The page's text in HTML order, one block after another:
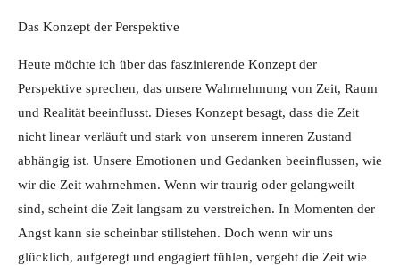
Das Konzept der Perspektive
Heute möchte ich über das faszinierende Konzept der
Perspektive sprechen, das unsere Wahrnehmung von Zeit, Raum
und Realität beeinflusst. Dieses Konzept besagt, dass die Zeit
nicht linear verläuft und stark von unserem inneren Zustand
abhängig ist. Unsere Emotionen und Gedanken beeinflussen, wie
wir die Zeit wahrnehmen. Wenn wir traurig oder gelangweilt
sind, scheint die Zeit langsam zu verstreichen. In Momenten der
Angst kann sie scheinbar stillstehen. Doch wenn wir uns
glücklich, aufgeregt und engagiert fühlen, vergeht die Zeit wie